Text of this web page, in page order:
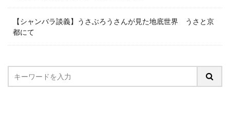
【シャンバラ談義】うさぶろうさんが見た地底世界 うさと京
都にて